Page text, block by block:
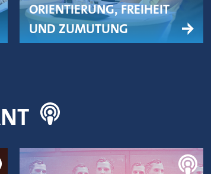
ORIENTIERUNG, FREIHEIT
UND ZUMUTUNG